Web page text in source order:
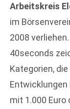
Arbeitskreis
im
2008
40seconds
Kategorien,
Entwicklungen
mit 1.000 Euro